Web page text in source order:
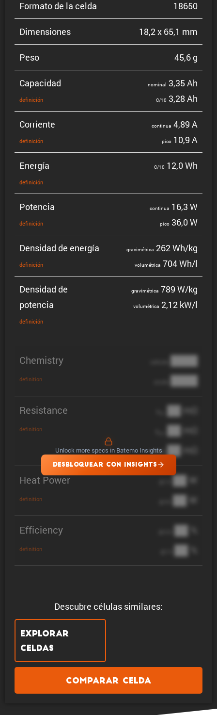
Descubre células similares:
Explorar
celdas
Comparar celda
Formato de la celda 18650
Dimen­siones 18,2 x 65,1 mm
Peso 45,6 g
Capacidad
defini­ción
nominal 3,35 Ah
C/10 3,28 Ah
Corriente
defini­ción
continua 4,89 A
pico 10,9 A
Energía
defini­ción
C/10 12,0 Wh
Potencia
defini­ción
continua 16,3 W
pico 36,0 W
Densidad de energía
defini­ción
gravi­mé­trica 262 Wh/kg
volumé­trica 704 Wh/l
Densidad de
potencia
defini­ción
gravi­mé­trica 789 W/kg
volumé­trica 2,12 kW/l
Chemistry
definition
████
████
Resistance
definition
██ mΩ
██ mΩ
DCIR ██ mΩ
Heat Power
definition
██ W
██ W
Efficiency
definition
██ %
██ %
Unlock more specs in Batemo Insights
DESBLOQUEAR CON INSIGHTS